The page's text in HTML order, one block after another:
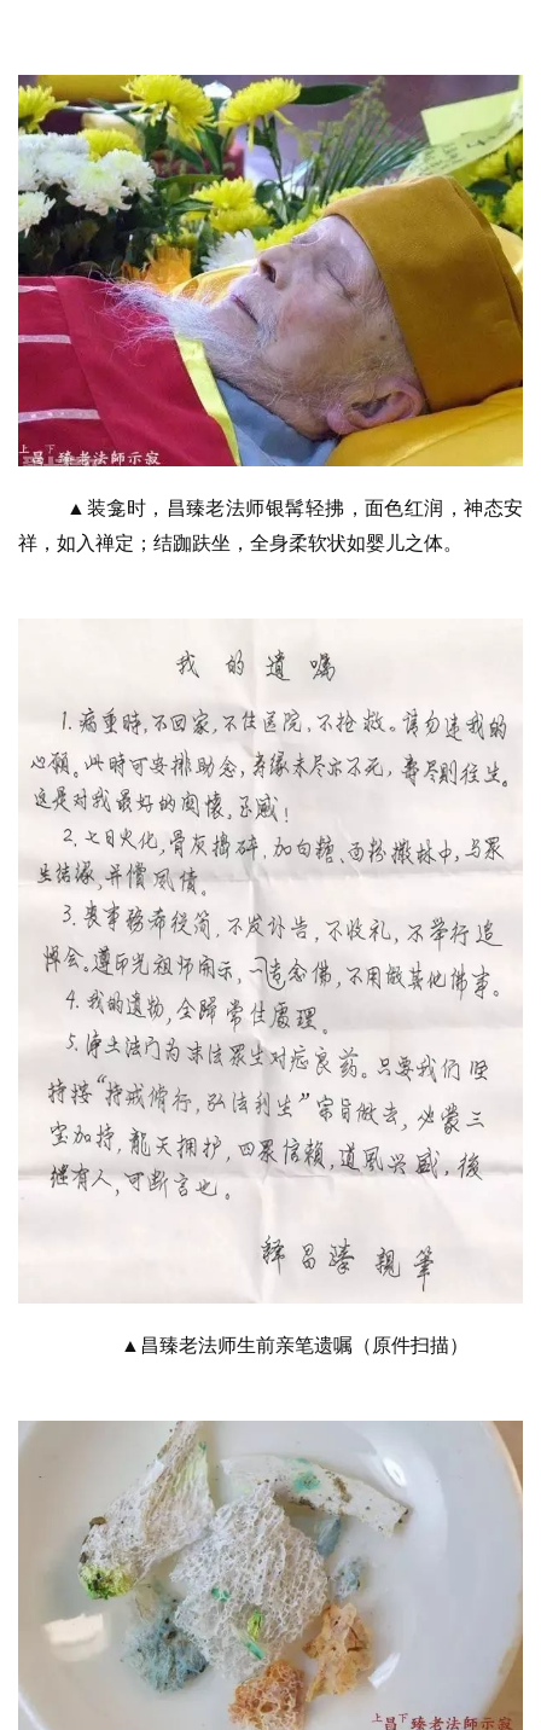
▲装龛时，昌臻老法师银髯轻拂，面色红润，神态安
祥，如入禅定；结跏趺坐，全身柔软状如婴儿之体。
▲昌臻老法师生前亲笔遗嘱（原件扫描）